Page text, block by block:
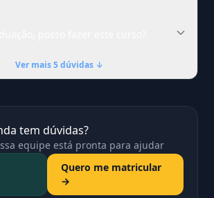
Ver mais 5 dúvidas ↓
tem dúvidas?
equipe está pronta para ajudar
Quero me matricular
→